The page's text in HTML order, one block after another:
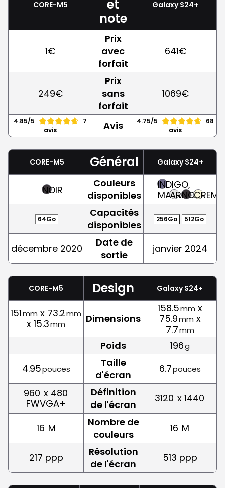
CORE-M5
et
note
Galaxy S24+
1€
Prix
avec
forfait
641€
249€
Prix
sans
forfait
1069€
4.85/5
7
avis
Avis 4.75/5
68
avis
CORE-M5 Général Galaxy S24+
NOIR
Couleurs
disponibles
INDIGO,
MAUVE
ARGENT
NOIRCREME
64Go
Capacités
disponibles
256Go 512Go
décembre 2020
Date de
sortie
janvier 2024
CORE-M5 Design Galaxy S24+
151mm x 73.2mm
x 15.3mm Dimensions
158.5mm x
75.9mm x
7.7mm
Poids 196g
4.95pouces
Taille
d'écran
6.7pouces
960 x 480
FWVGA+
Définition
de l'écran
3120 x 1440
16 M
Nombre de
couleurs
16 M
217 ppp
Résolution
de l'écran
513 ppp